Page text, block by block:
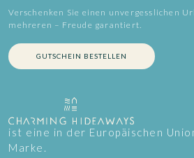
Verschenken Sie einen unvergesslichen
mehreren – Freude garantiert.
GUTSCHEIN BESTELLEN
ist eine in der Europäischen
Marke.